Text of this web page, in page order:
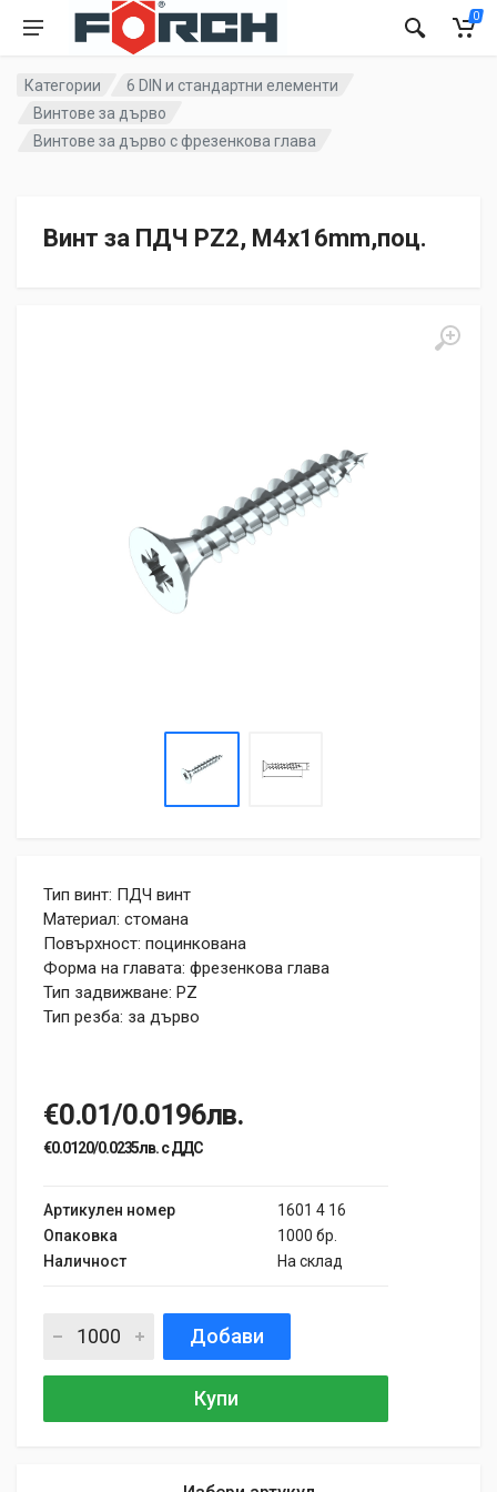
0
Категории
6 DIN и стандартни елементи
Винтове за дърво
Винтове за дърво с фрезенкова глава
Винт за ПДЧ PZ2, M4x16mm,поц.
Тип винт: ПДЧ винт
Материал: стомана
Повърхност: поцинкована
Форма на главата: фрезенкова глава
Тип задвижване: PZ
Тип резба: за дърво
€0.01/0.0196лв.
€0.0120/0.0235лв. с ДДС
Артикулен номер
1601 4 16
Опаковка
1000 бр.
Наличност
На склад
Добави
Купи